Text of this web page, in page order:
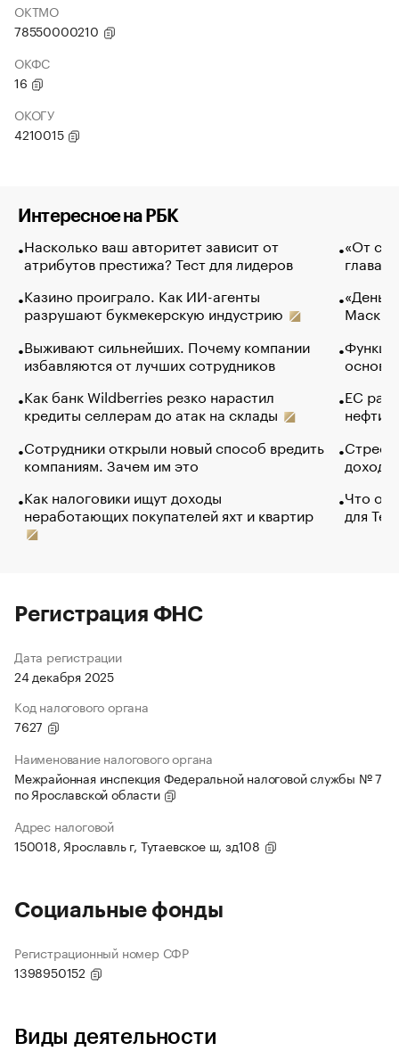
ОКТМО
78550000210
ОКФС
16
ОКОГУ
4210015
Интересное на РБК
Насколько ваш авторитет зависит от
атрибутов престижа? Тест для лидеров
Казино проиграло. Как ИИ-агенты
разрушают букмекерскую индустрию
Выживают сильнейших. Почему компании
избавляются от лучших сотрудников
Как банк Wildberries резко нарастил
кредиты селлерам до атак на склады
Сотрудники открыли новый способ вредить
компаниям. Зачем им это
Как налоговики ищут доходы
неработающих покупателей яхт и квартир
«От
глава
Маск в
основ
ЕС
нефти
Что
для
Регистрация ФНС
Дата регистрации
24 декабря 2025
Код налогового органа
7627
Наименование налогового органа
Межрайонная инспекция Федеральной налоговой службы № 7
по Ярославской области
Адрес налоговой
150018, Ярославль г, Тутаевское ш, зд108
Социальные фонды
Регистрационный номер СФР
1398950152
Виды деятельности